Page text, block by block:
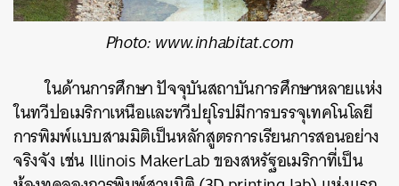
Photo: www.inhabitat.com
ในด้านการศึกษา ปัจจุบันสถาบันการศึกษาหลายแห่ง
ในทวีปอเมริกาเหนือและทวีปยุโรปมีการบรรจุเทคโนโลยี
การพิมพ์แบบสามมิติเป็นหลักสูตรการเรียนการสอนอย่าง
จริงจัง เช่น Illinois MakerLab ของสหรัฐอเมริกาที่เป็น